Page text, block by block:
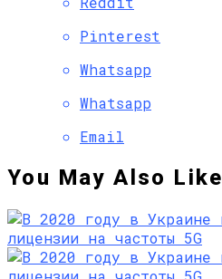
Pinterest
Whatsapp
Whatsapp
Email
You May Also Like